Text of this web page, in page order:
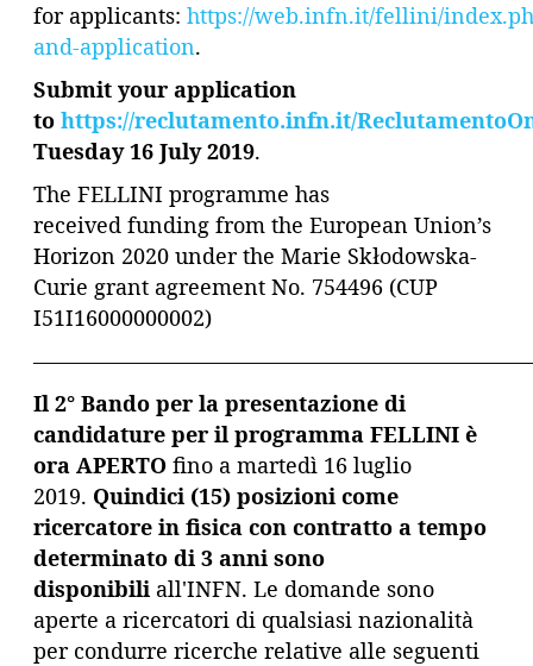
for applicants: https://web.infn.it/fellini/
and-application.
Submit your application
to https://reclutamento.infn.it/
Tuesday 16 July 2019.
The FELLINI programme has
received funding from the European Union’s
Horizon 2020 under the Marie Skłodowska-
Curie grant agreement No. 754496 (CUP
I51I16000000002)
Il 2° Bando per la presentazione di
candidature per il programma FELLINI è
ora APERTO fino a martedì 16 luglio
2019. Quindici (15) posizioni come
ricercatore in fisica con contratto a tempo
determinato di 3 anni sono
disponibili all'INFN. Le domande sono
aperte a ricercatori di qualsiasi nazionalità
per condurre ricerche relative alle seguenti